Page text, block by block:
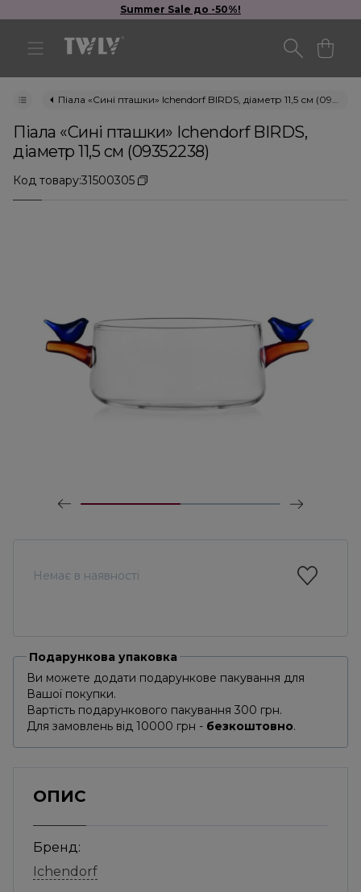
Summer Sale до -50%!
Піала «Сині пташки» Ichendorf BIRDS, діаметр 11,5 см (09352238)
Піала «Сині пташки» Ichendorf BIRDS,
діаметр 11,5 см (09352238)
Код товару:31500305
Немає в наявності
Подарункова упаковка
Ви можете додати подарункове пакування для
Вашої покупки.
Вартість подарункового пакування 300 грн.
Для замовлень від 10000 грн - безкоштовно.
ОПИС
Бренд:
Ichendorf